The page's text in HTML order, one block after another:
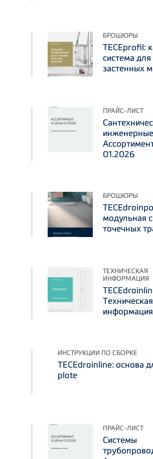
БРОШЮРЫ
TECEprofil:
система для
застенных
ПРАЙС-ЛИСТ
01.2026
БРОШЮРЫ
модульная
точечных
ТЕХНИЧЕСКАЯ
ИНФОРМАЦИЯ
Техническая
информация
ИНСТРУКЦИИ ПО СБОРКЕ
TECEdrainline: основа
plate
ПРАЙС-ЛИСТ
Системы